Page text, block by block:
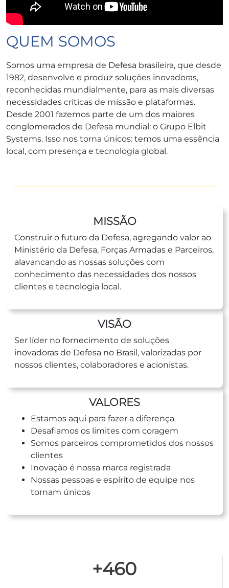
QUEM SOMOS
Somos uma empresa de Defesa brasileira, que desde
1982, desenvolve e produz soluções inovadoras,
reconhecidas mundialmente, para as mais diversas
necessidades críticas de missão e plataformas.
Desde 2001 fazemos parte de um dos maiores
conglomerados de Defesa mundial: o Grupo Elbit
Systems. Isso nos torna únicos: temos uma essência
local, com presença e tecnologia global.
MISSÃO
Construir o futuro da Defesa, agregando valor ao
Ministério da Defesa, Forças Armadas e Parceiros,
alavancando as nossas soluções com
conhecimento das necessidades dos nossos
clientes e tecnologia local.
VISÃO
Ser líder no fornecimento de soluções
inovadoras de Defesa no Brasil, valorizadas por
nossos clientes, colaboradores e acionistas.
VALORES
Estamos aqui para fazer a diferença
Desafiamos os limites com coragem
Somos parceiros comprometidos dos nossos
clientes
Inovação é nossa marca registrada
Nossas pessoas e espírito de equipe nos
tornam únicos
+460